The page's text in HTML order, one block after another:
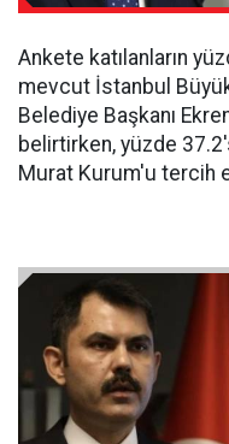
Ankete katılanların
mevcut İstanbul
Belediye Başkanı
belirtirken, yüzde
Murat Kurum'u tercih